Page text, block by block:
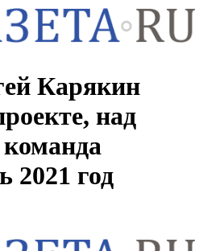
Карякин
над
2021 год